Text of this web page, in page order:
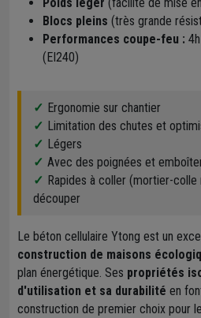
Poids léger (facilité de mise
Blocs pleins (très grande
Performances coupe-feu :
(EI240)
Ergonomie sur chantier
Limitation des chutes et
Légers
Avec des poignées et
Rapides à coller (mortier-
découper
Le béton cellulaire Ytong est un
construction de maisons
plan énergétique. Ses propriétés
d'utilisation et sa durabilité en
construction de premier choix pour